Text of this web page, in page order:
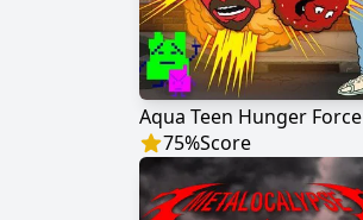
Aqua Teen Hunger Force
75%Score